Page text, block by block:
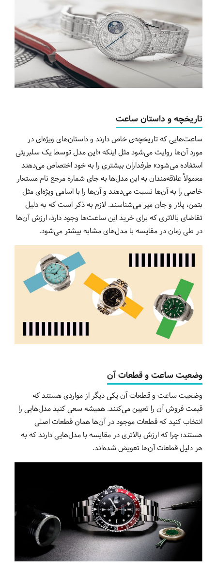
تاریخچه و داستان ساعت
ساعت‌هایی که تاریخچه‌ی خاص دارند و داستان‌های ویژه‌ای در
مورد آن‌ها روایت می‌شود مثل اینکه «این مدل توسط یک سلبریتی
استفاده می‌شود» طرفداران بیشتری را به خود اختصاص می‌دهند
معمولاً علاقه‌مندان به این مدل‌ها به جای شماره مرجع نام مستعار
خاصی را به آن‌ها نسبت می‌دهند و آن‌ها را با اسامی ویژه‌ای مثل
بتمن، پلار و جان میر می‌شناسند. لازم به ذکر است که به دلیل
تقاضای بالاتری که برای خرید این ساعت‌ها وجود دارد، ارزش آن‌ها
در طی زمان در مقایسه با مدل‌های مشابه بیشتر می‌شود.
وضعیت ساعت و قطعات آن
وضعیت ساعت و قطعات آن یکی دیگر از مواردی هستند که
قیمت فروش آن را تعیین می‌کنند. همیشه سعی کنید مدل‌هایی را
انتخاب کنید که قطعات موجود در آن‌ها همان قطعات اصلی
هستند؛ چرا که ارزش بالاتری در مقایسه با مدل‌هایی دارند که به
هر دلیل قطعات آن‌ها تعویض شده‌اند.